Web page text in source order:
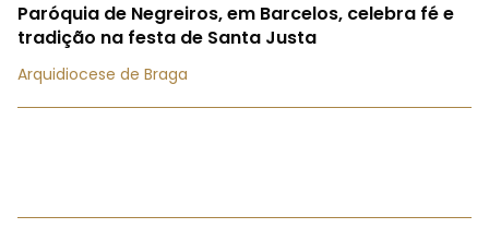
Paróquia de Negreiros, em Barcelos, celebra fé e
tradição na festa de Santa Justa
Arquidiocese de Braga